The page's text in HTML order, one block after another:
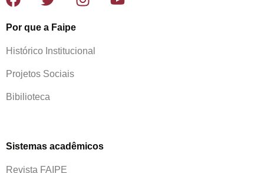
Por que a Faipe
Histórico Institucional
Projetos Sociais
Bibilioteca
Sistemas acadêmicos
Revista FAIPE